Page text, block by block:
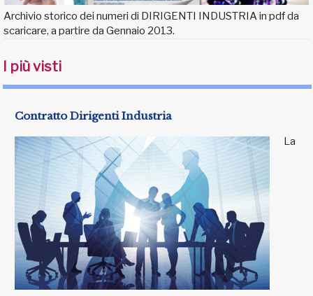
Archivio storico dei numeri di DIRIGENTI INDUSTRIA in pdf da
scaricare, a partire da Gennaio 2013.
I più visti
Contratto Dirigenti Industria
La